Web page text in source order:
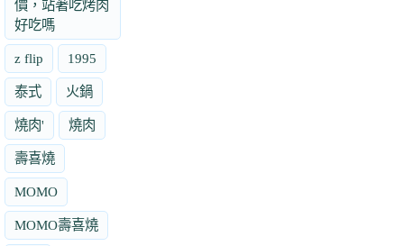
價，站著吃烤肉
好吃嗎
z flip 1995
泰式 火鍋
燒肉' 燒肉
壽喜燒
MOMO
MOMO壽喜燒